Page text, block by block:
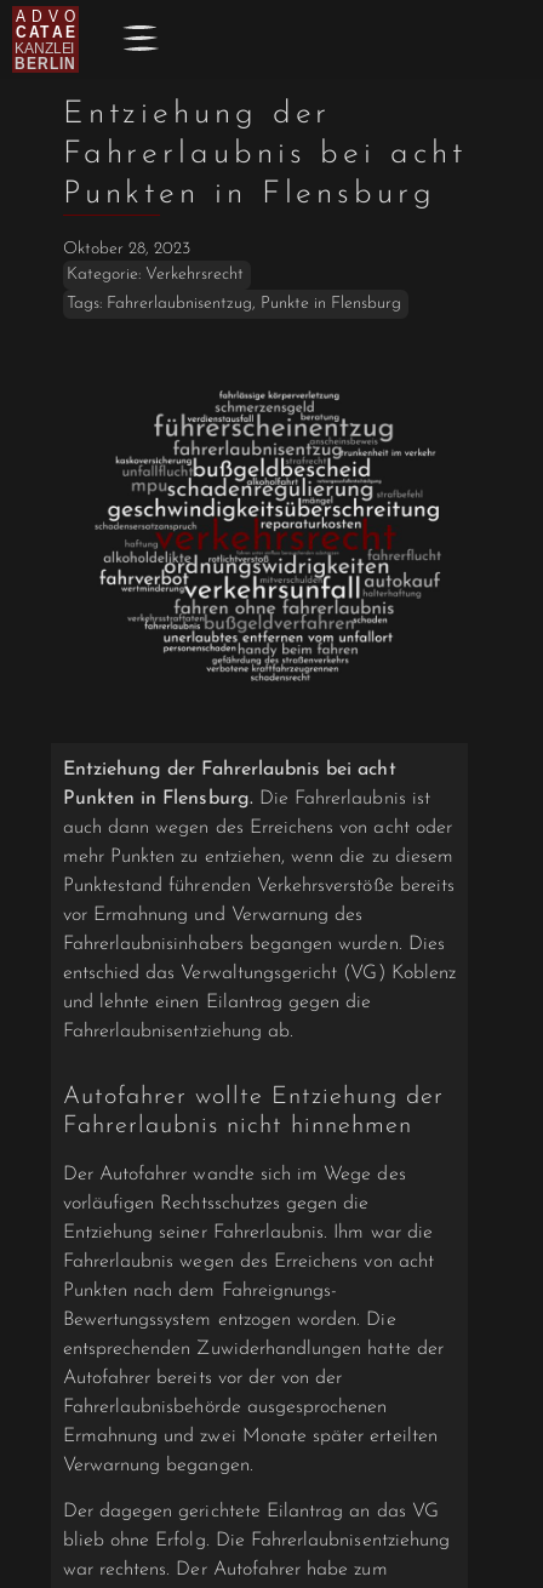
Entziehung der
Fahrerlaubnis bei acht
Punkten in Flensburg
Oktober 28, 2023
Kategorie: Verkehrsrecht
Tags: Fahrerlaubnisentzug, Punkte in Flensburg
Entziehung der Fahrerlaubnis bei acht
Punkten in Flensburg. Die Fahrerlaubnis ist
auch dann wegen des Erreichens von acht oder
mehr Punkten zu entziehen, wenn die zu diesem
Punktestand führenden Verkehrsverstöße bereits
vor Ermahnung und Verwarnung des
Fahrerlaubnisinhabers begangen wurden. Dies
entschied das Verwaltungsgericht (VG) Koblenz
und lehnte einen Eilantrag gegen die
Fahrerlaubnisentziehung ab.
Autofahrer wollte Entziehung der
Fahrerlaubnis nicht hinnehmen
Der Autofahrer wandte sich im Wege des
vorläufigen Rechtsschutzes gegen die
Entziehung seiner Fahrerlaubnis. Ihm war die
Fahrerlaubnis wegen des Erreichens von acht
Punkten nach dem Fahreignungs-
Bewertungssystem entzogen worden. Die
entsprechenden Zuwiderhandlungen hatte der
Autofahrer bereits vor der von der
Fahrerlaubnisbehörde ausgesprochenen
Ermahnung und zwei Monate später erteilten
Verwarnung begangen.
Der dagegen gerichtete Eilantrag an das VG
blieb ohne Erfolg. Die Fahrerlaubnisentziehung
war rechtens. Der Autofahrer habe zum